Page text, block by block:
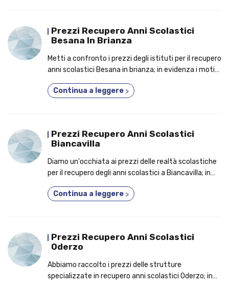
Prezzi Recupero Anni Scolastici
Besana In Brianza
Metti a confronto i prezzi degli istituti per il recupero
anni scolastici Besana in brianza; in evidenza i motivi
uno!Continua a leggere >
Prezzi Recupero Anni Scolastici
Biancavilla
Diamo un'occhiata ai prezzi delle realtà scolastiche
per il recupero degli anni scolastici a Biancavilla; in
frequentare un nuovo indirizzo di studi!
Continua a leggere >
Prezzi Recupero Anni Scolastici
Oderzo
Abbiamo raccolto i prezzi delle strutture
specializzate in recupero anni scolastici Oderzo; in